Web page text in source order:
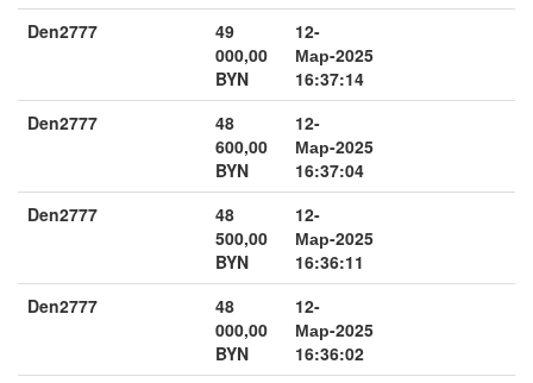
Den2777
49
000,00
BYN
12-
Мар-2025
16:37:14
Den2777
48
600,00
BYN
12-
Мар-2025
16:37:04
Den2777
48
500,00
BYN
12-
Мар-2025
16:36:11
Den2777
48
000,00
BYN
12-
Мар-2025
16:36:02